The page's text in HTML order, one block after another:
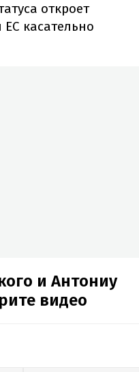
откроет
касательно
и Антониу
видео